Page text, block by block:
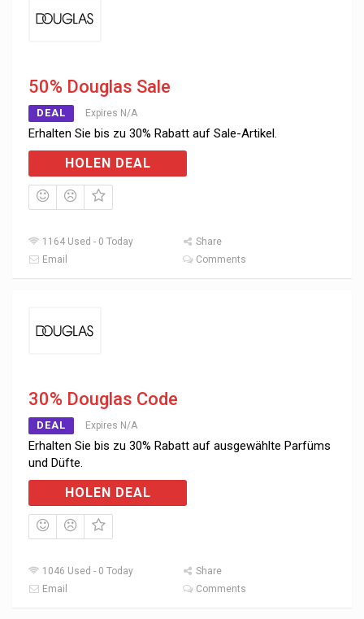
50% Douglas Sale
DEAL Expires N/A
Erhalten Sie bis zu 30% Rabatt auf Sale-Artikel.
HOLEN DEAL
1164 Used - 0 Today
Share
Email
Comments
30% Douglas Code
DEAL Expires N/A
Erhalten Sie bis zu 30% Rabatt auf ausgewählte Parfüms
und Düfte.
HOLEN DEAL
1046 Used - 0 Today
Share
Email
Comments